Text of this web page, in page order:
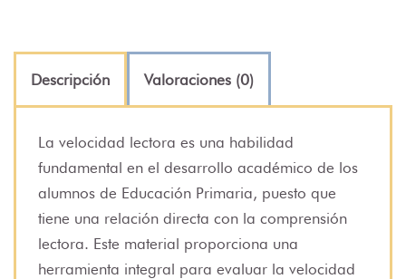
Descripción Valoraciones (0)
La velocidad lectora es una habilidad
fundamental en el desarrollo académico de los
alumnos de Educación Primaria, puesto que
tiene una relación directa con la comprensión
lectora. Este material proporciona una
herramienta integral para evaluar la velocidad